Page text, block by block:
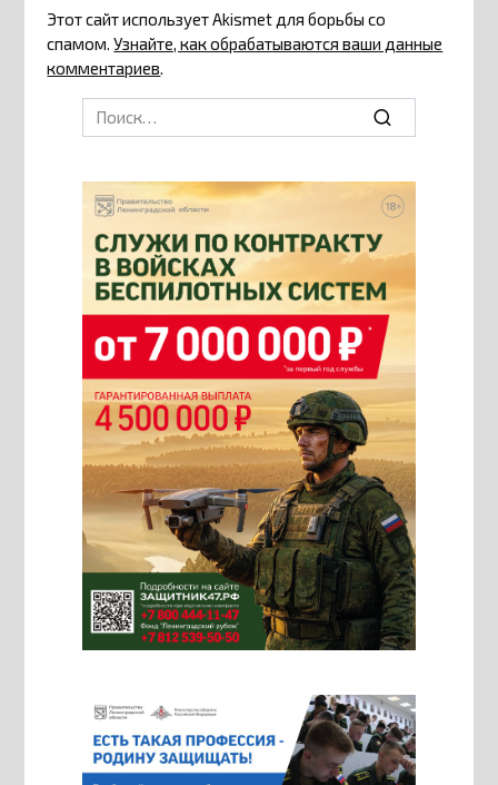
Этот сайт использует Akismet для борьбы со
спамом.Узнайте, как обрабатываются ваши данные
комментариев
Search
for: